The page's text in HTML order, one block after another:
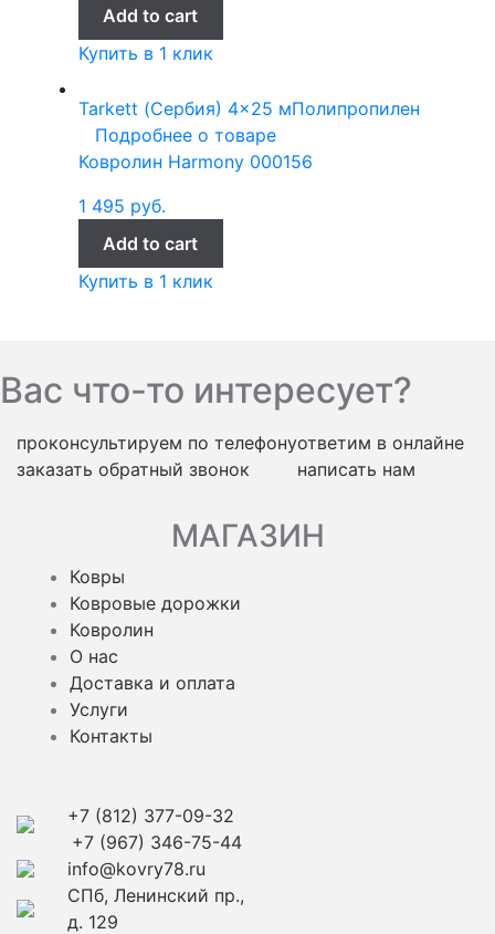
Add to cart
Купить в 1 клик
Tarkett (Сербия) 4x25 мПолипропилен
Подробнее о товаре
Ковролин Harmony 000156
1 495 руб.
Add to cart
Купить в 1 клик
Вас что-то интересует?
проконсультируем по телефону
заказать обратный звонок
ответим в онлайне
написать нам
МАГАЗИН
Ковры
Ковровые дорожки
Ковролин
О нас
Доставка и оплата
Услуги
Контакты
+7 (812) 377-09-32
+7 (967) 346-75-44
info@kovry78.ru
СПб, Ленинский пр.,
д. 129